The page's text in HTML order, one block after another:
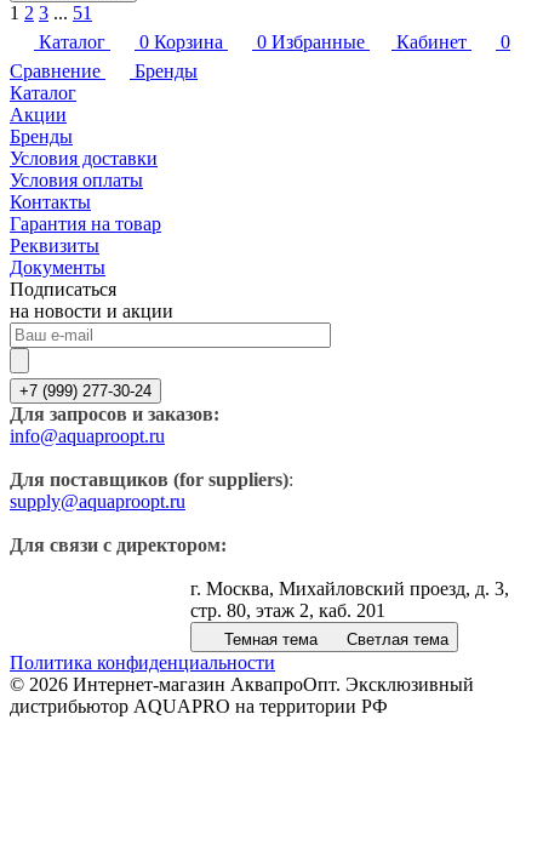
1 2 3 ... 51
Каталог
0 Корзина 0 Избранные Кабинет
0
Сравнение
Бренды
Каталог
Акции
Бренды
Условия доставки
Условия оплаты
Контакты
Гарантия на товар
Реквизиты
Документы
Подписаться
на новости и акции
+7 (999) 277-30-24
Для запросов и заказов:
info@aquaproopt.ru
Для поставщиков (for suppliers):
supply@aquaproopt.ru
Для связи с директором:
г. Москва, Михайловский проезд, д. 3,
стр. 80, этаж 2, каб. 201
Темная тема Светлая тема
Политика конфиденциальности
© 2026 Интернет-магазин АквапроОпт. Эксклюзивный
дистрибьютор AQUAPRO на территории РФ